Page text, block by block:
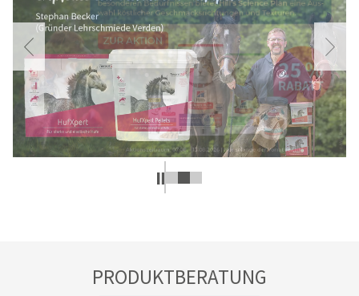
PRODUKTBERATUNG